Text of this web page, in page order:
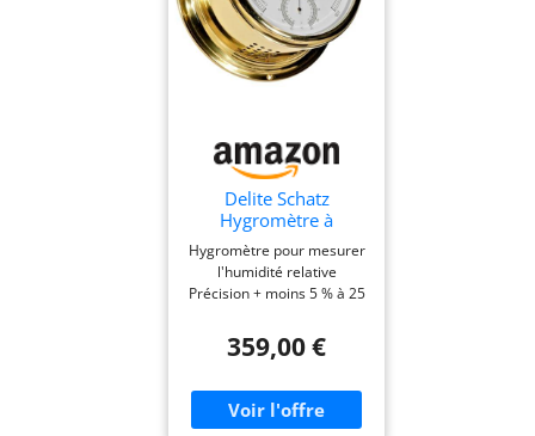
Delite Schatz
Hygromètre à
cheveux en laiton
poli 480h H H x l 180
mm x 93 mm
Hygromètre pour mesurer
l'humidité relative
Précision + moins 5 % à 25
poli - Instrument
accessible à l'avant Boîtier
: 130 mm Fabriqué au
Danemark par Delite
359,00 €